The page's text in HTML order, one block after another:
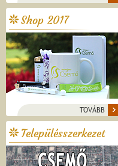
Shop 2017
TOVÁBB
Településszerkezet